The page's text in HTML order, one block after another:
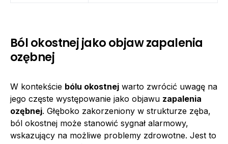
Ból okostnej jako objaw zapalenia
ozębnej
W kontekście bólu okostnej warto zwrócić uwagę na
jego częste występowanie jako objawu zapalenia
ozębnej. Głęboko zakorzeniony w strukturze zęba,
ból okostnej może stanowić sygnał alarmowy,
wskazujący na możliwe problemy zdrowotne. Jest to